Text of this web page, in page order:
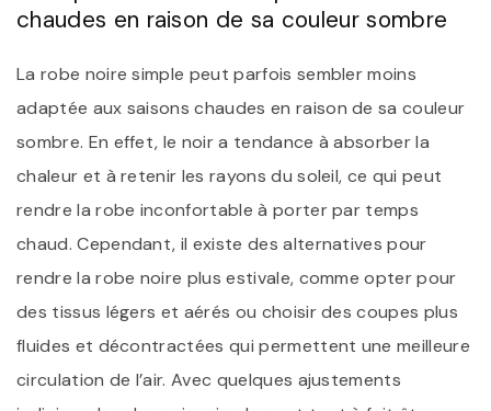
chaudes en raison de sa couleur sombre
La robe noire simple peut parfois sembler moins
adaptée aux saisons chaudes en raison de sa couleur
sombre. En effet, le noir a tendance à absorber la
chaleur et à retenir les rayons du soleil, ce qui peut
rendre la robe inconfortable à porter par temps
chaud. Cependant, il existe des alternatives pour
rendre la robe noire plus estivale, comme opter pour
des tissus légers et aérés ou choisir des coupes plus
fluides et décontractées qui permettent une meilleure
circulation de l’air. Avec quelques ajustements